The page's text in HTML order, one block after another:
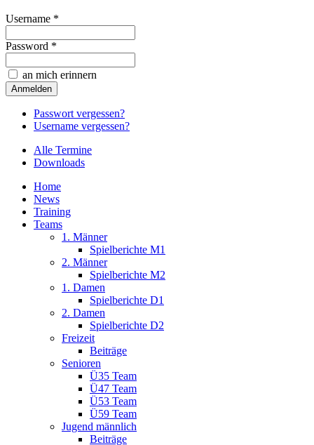
Username *
Password *
an mich erinnern
Passwort vergessen?
Username vergessen?
Alle Termine
Downloads
Home
News
Training
Teams
1. Männer
Spielberichte M1
2. Männer
Spielberichte M2
1. Damen
Spielberichte D1
2. Damen
Spielberichte D2
Freizeit
Beiträge
Senioren
Ü35 Team
Ü47 Team
Ü53 Team
Ü59 Team
Jugend männlich
Beiträge